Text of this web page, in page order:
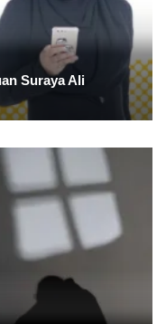
Suraya Ali